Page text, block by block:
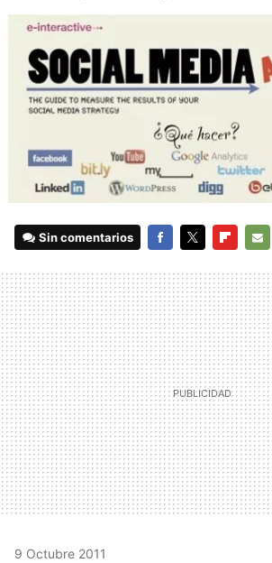
Sin comentarios
9 Octubre 2011